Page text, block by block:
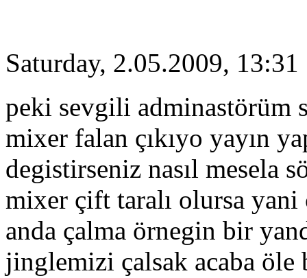
Saturday, 2.05.2009, 13:31
peki sevgili adminastörüm
mixer falan çıkıyo yayın
degistirseniz nasıl mesela
mixer çift taralı olursa
anda çalma örnegin bir
jinglemizi çalsak acaba öle